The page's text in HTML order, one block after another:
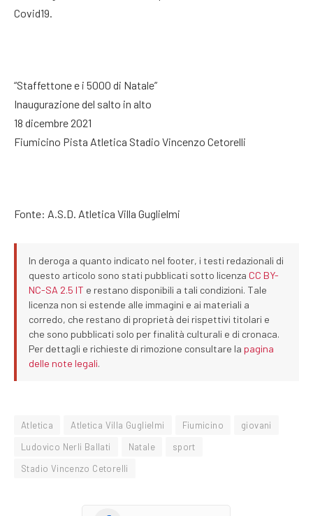
Covid19.
“Staffettone e i 5000 di Natale”
Inaugurazione del salto in alto
18 dicembre 2021
Fiumicino Pista Atletica Stadio Vincenzo Cetorelli
Fonte: A.S.D. Atletica Villa Guglielmi
In deroga a quanto indicato nel footer, i testi redazionali di
questo articolo sono stati pubblicati sotto licenza CC BY-
NC-SA 2.5 IT e restano disponibili a tali condizioni. Tale
licenza non si estende alle immagini e ai materiali a
corredo, che restano di proprietà dei rispettivi titolari e
che sono pubblicati solo per finalità culturali e di cronaca.
Per dettagli e richieste di rimozione consultare la pagina
delle note legali.
Atletica Atletica Villa Guglielmi Fiumicino
giovani
Ludovico Nerli Ballati
Natale
sport
Stadio Vincenzo Cetorelli